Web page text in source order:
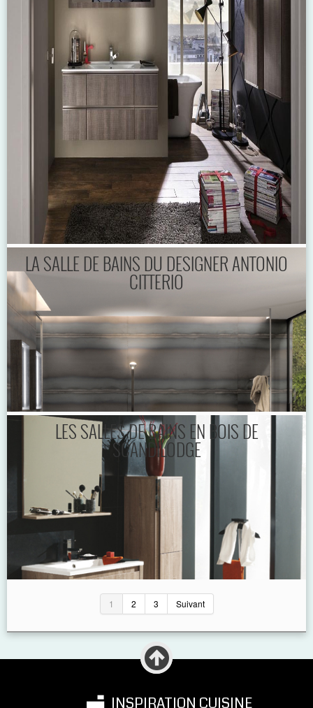
LA SALLE DE BAINS DU DESIGNER ANTONIO
CITTERIO
LES SALLES DE BAINS EN BOIS DE
SCANDILODGE
1 2 3 Suivant
INSPIRATION CUISINE